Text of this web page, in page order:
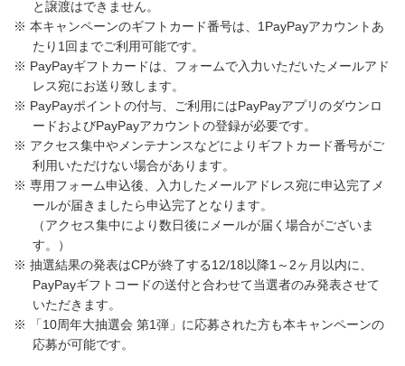
と譲渡はできません。
※ 本キャンペーンのギフトカード番号は、1PayPayアカウントあ
たり1回までご利用可能です。
※ PayPayギフトカードは、フォームで入力いただいたメールアド
レス宛にお送り致します。
※ PayPayポイントの付与、ご利用にはPayPayアプリのダウンロ
ードおよびPayPayアカウントの登録が必要です。
※ アクセス集中やメンテナンスなどによりギフトカード番号がご
利用いただけない場合があります。
※ 専用フォーム申込後、入力したメールアドレス宛に申込完了メ
ールが届きましたら申込完了となります。
（アクセス集中により数日後にメールが届く場合がございま
す。）
※ 抽選結果の発表はCPが終了する12/18以降1～2ヶ月以内に、
PayPayギフトコードの送付と合わせて当選者のみ発表させて
いただきます。
※ 「10周年大抽選会 第1弾」に応募された方も本キャンペーンの
応募が可能です。